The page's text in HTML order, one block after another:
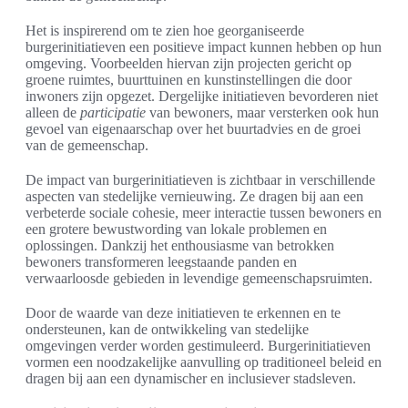
Het is inspirerend om te zien hoe georganiseerde
burgerinitiatieven een positieve impact kunnen hebben op hun
omgeving. Voorbeelden hiervan zijn projecten gericht op
groene ruimtes, buurttuinen en kunstinstellingen die door
inwoners zijn opgezet. Dergelijke initiatieven bevorderen niet
alleen de participatie van bewoners, maar versterken ook hun
gevoel van eigenaarschap over het buurtadvies en de groei
van de gemeenschap.
De impact van burgerinitiatieven is zichtbaar in verschillende
aspecten van stedelijke vernieuwing. Ze dragen bij aan een
verbeterde sociale cohesie, meer interactie tussen bewoners en
een grotere bewustwording van lokale problemen en
oplossingen. Dankzij het enthousiasme van betrokken
bewoners transformeren leegstaande panden en
verwaarloosde gebieden in levendige gemeenschapsruimten.
Door de waarde van deze initiatieven te erkennen en te
ondersteunen, kan de ontwikkeling van stedelijke
omgevingen verder worden gestimuleerd. Burgerinitiatieven
vormen een noodzakelijke aanvulling op traditioneel beleid en
dragen bij aan een dynamischer en inclusiever stadsleven.